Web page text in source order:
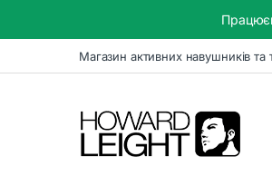
Skip to navigation
Skip to contentМагазин активних навушників